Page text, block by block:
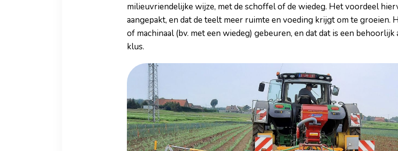
milieuvriendelijke wijze, met de schoffel of de wiedeg. Het voordeel
aangepakt, en dat de teelt meer ruimte en voeding krijgt om te groeien.
of machinaal (bv. met een wiedeg) gebeuren, en dat dat is een
klus.